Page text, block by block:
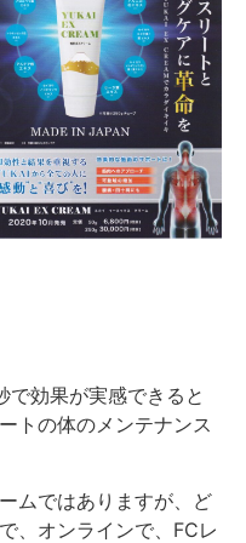
効果が実感できると
トの体のメンテナンス
ムではありますが、ど
、オンラインで、FCレ